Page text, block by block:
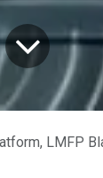
Blade Battery 2.0, >